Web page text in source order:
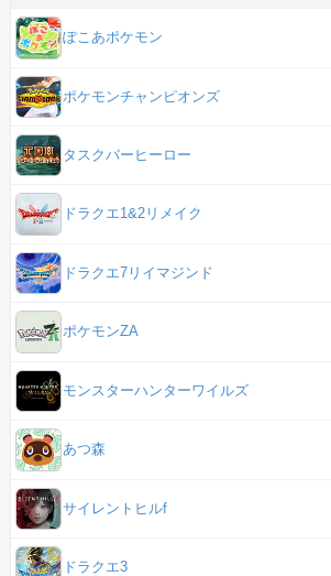
ぽこあポケモン
ポケモンチャンピオンズ
タスクバーヒーロー
ドラクエ1&2リメイク
ドラクエ7リイマジンド
ポケモンZA
モンスターハンターワイルズ
あつ森
サイレントヒルf
ドラクエ3